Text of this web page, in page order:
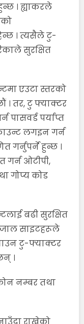
। ह्याकरले
। त्यसैले टु-
सुरक्षित
एउटा स्तरको
। तर, टु फ्याक्टर
पर्याप्त
लगइन गर्न
गर्नुपर्ने हुन्छ ।
गर्न ओटीपी,
गोप्य कोड
बढी सुरक्षित
साइटहरूले
टु-फ्याक्टर
।
नम्बर तथा
राखेको